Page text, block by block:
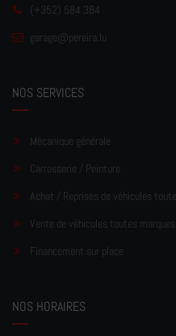
(+352) 584 384
garage@pereira.lu
NOS SERVICES
Mécanique générale
Carrosserie / Peinture
Achat / Reprises de véhicules
Vente de véhicules toutes marques
Financement sur place
NOS HORAIRES